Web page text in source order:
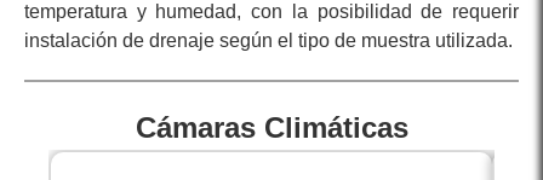
temperatura y humedad, con la posibilidad de requerir
instalación de drenaje según el tipo de muestra utilizada.
Cámaras Climáticas